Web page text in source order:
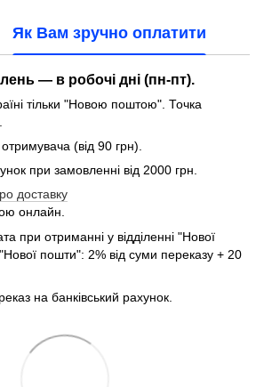
Як Вам зручно оплатити
— в робочі дні (пн-пт).
тільки "Новою поштою". Точка
(від 90 грн).
при замовленні від 2000 грн.
доставку
онлайн.
при отриманні у відділенні "Нової
пошти": 2% від суми переказу + 20
на банківський рахунок.